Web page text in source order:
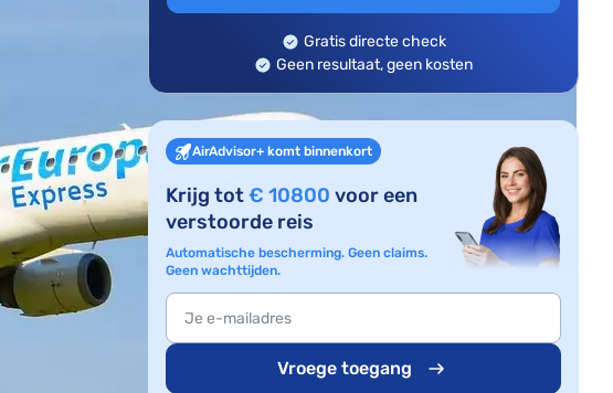
Gratis directe check
Geen resultaat, geen kosten
AirAdvisor+ komt binnenkort
Krijg tot€ 10800 voor een
verstoorde reis
Automatische bescherming. Geen claims.
Geen wachttijden.
Vroege toegang